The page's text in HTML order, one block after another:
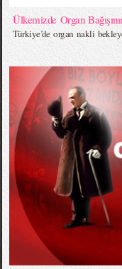
Ülkemizde Organ
Türkiye’de organ nakli